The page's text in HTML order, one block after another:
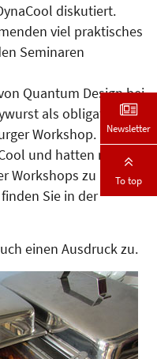
diskutiert.
viel praktisches
Seminaren
Quantum Design bei
als obligatorische
Workshop.
und hatten noch
Workshops zu
Sie in der
einen Aus­­druck zu.
Newsletter
To top